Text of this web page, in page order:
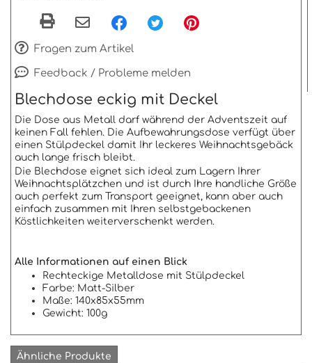
Fragen zum Artikel
Feedback / Probleme melden
Blechdose eckig mit Deckel
Die Dose aus Metall darf während der Adventszeit auf
keinen Fall fehlen. Die Aufbewahrungsdose verfügt über
einen Stülpdeckel damit Ihr leckeres Weihnachtsgebäck
auch lange frisch bleibt.
Die Blechdose eignet sich ideal zum Lagern Ihrer
Weihnachtsplätzchen und ist durch Ihre handliche Größe
auch perfekt zum Transport geeignet, kann aber auch
einfach zusammen mit Ihren selbstgebackenen
Köstlichkeiten weiterverschenkt werden.
Alle Informationen auf einen Blick
Rechteckige Metalldose mit Stülpdeckel
Farbe: Matt-Silber
Maße: 140x85x55mm
Gewicht: 100g
Ähnliche Produkte